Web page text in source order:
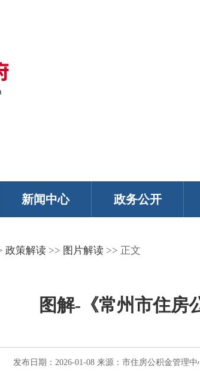
新闻中心 政务公开
政策解读>> 图片解读>> 正文
图解-《常州市住房
发布日期：2026-01-08 来源： 市住房公积金管理中